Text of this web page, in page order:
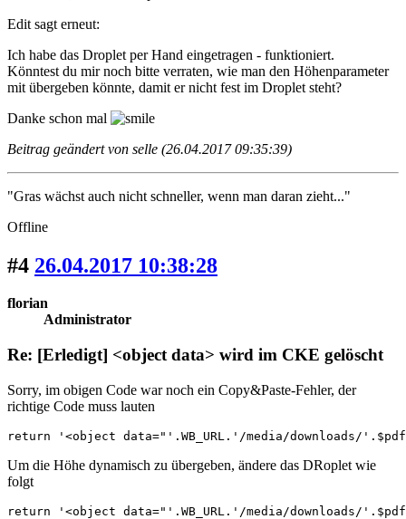
Edit sagt erneut:
Ich habe das Droplet per Hand eingetragen - funktioniert.
Könntest du mir noch bitte verraten, wie man den Höhenparameter
mit übergeben könnte, damit er nicht fest im Droplet steht?
Danke schon mal
Beitrag geändert von selle (26.04.2017 09:35:39)
"Gras wächst auch nicht schneller, wenn man daran zieht..."
Offline
#4 26.04.2017 10:38:28
florian
Administrator
Re: [Erledigt] <object data> wird im CKE gelöscht
Sorry, im obigen Code war noch ein Copy&Paste-Fehler, der
richtige Code muss lauten
return '<object data="'.WB_URL.'/media/downloads/
Um die Höhe dynamisch zu übergeben, ändere das DRoplet wie
folgt
return '<object data="'.WB_URL.'/media/downloads/